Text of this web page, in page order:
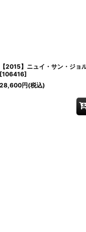
【2015】ニュイ・サン・ジ
[106416]
28,600円(税込)